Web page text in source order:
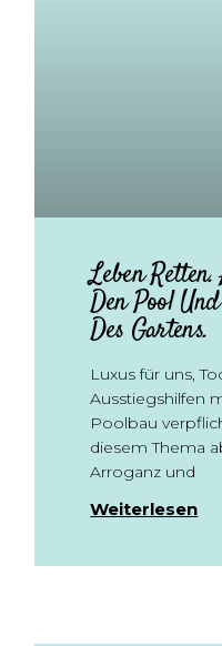
Leben
Den Pool
Des Gartens.
Luxus für uns,
Ausstiegshilfen
Poolbau
diesem Thema
Arroganz und
Weiterlesen